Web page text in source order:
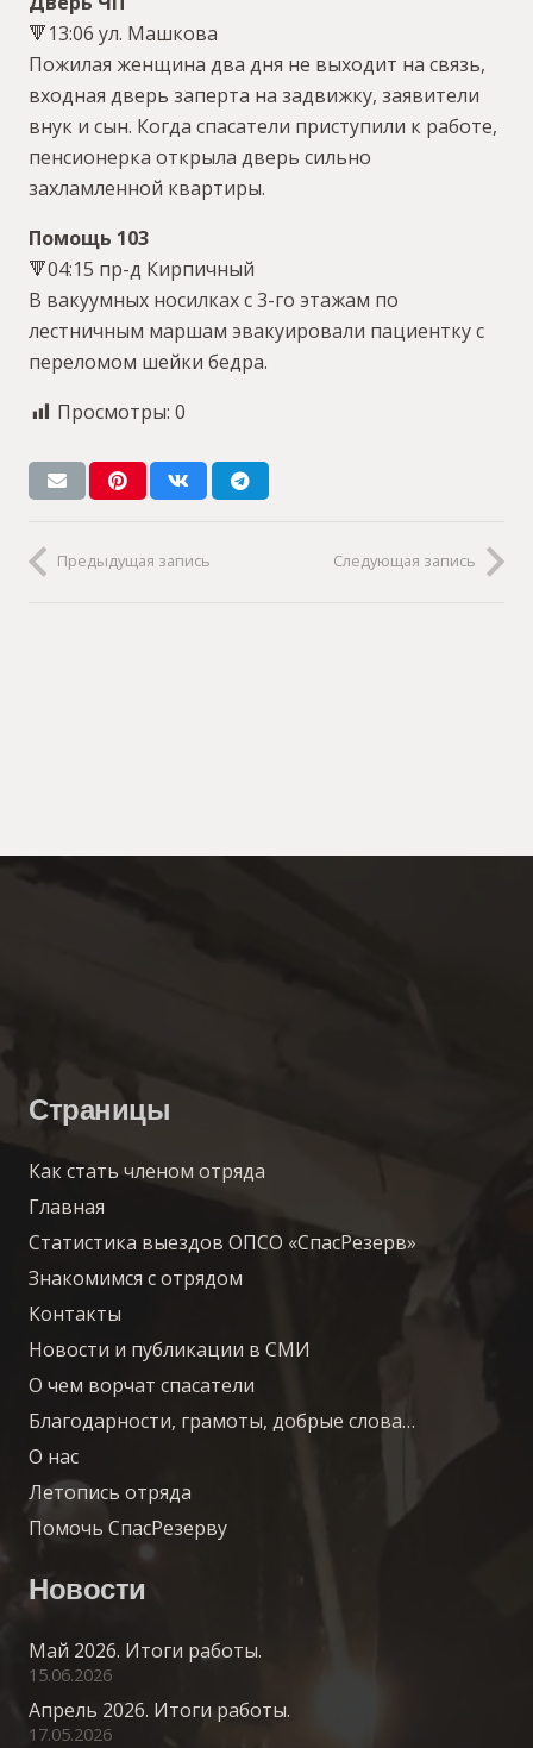
🔻13:06 ул. Машкова
Пожилая женщина два дня не выходит на связь,
входная дверь заперта на задвижку, заявители
внук и сын. Когда спасатели приступили к работе,
пенсионерка открыла дверь сильно
захламленной квартиры.
Помощь 103
🔻04:15 пр-д Кирпичный
В вакуумных носилках с 3-го этажам по
лестничным маршам эвакуировали пациентку с
переломом шейки бедра.
Просмотры: 0
Предыдущая запись Следующая запись
Страницы
Как стать членом отряда
Главная
Статистика выездов ОПСО «СпасРезерв»
Знакомимся с отрядом
Контакты
Новости и публикации в СМИ
О чем ворчат спасатели
Благодарности, грамоты, добрые слова…
О нас
Летопись отряда
Помочь СпасРезерву
Новости
Май 2026. Итоги работы.
15.06.2026
Апрель 2026. Итоги работы.
17.05.2026